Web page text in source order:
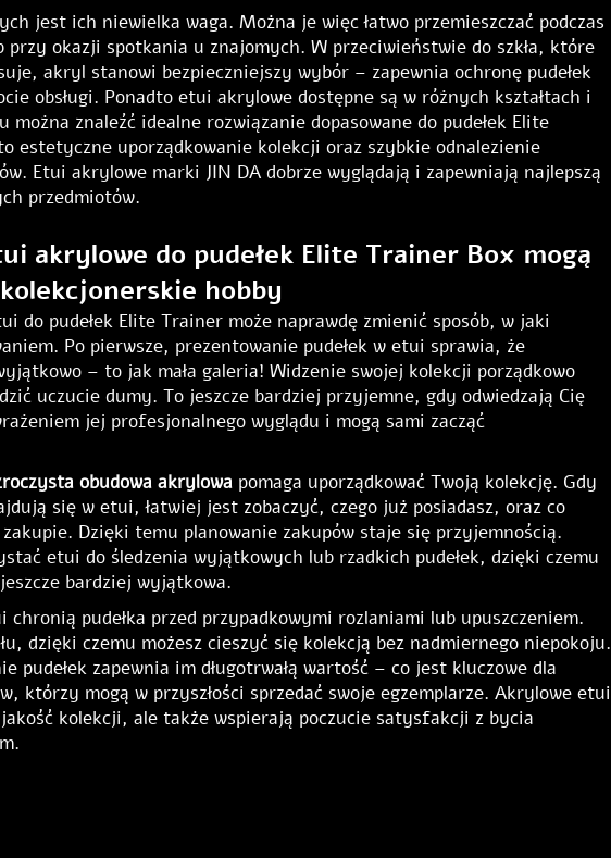
jest ich niewielka waga. Można je więc łatwo przemieszczać podczas
okazji spotkania u znajomych. W przeciwieństwie do szkła, które
akryl stanowi bezpieczniejszy wybór – zapewnia ochronę pudełek
obsługi. Ponadto etui akrylowe dostępne są w różnych kształtach i
można znaleźć idealne rozwiązanie dopasowane do pudełek Elite
estetyczne uporządkowanie kolekcji oraz szybkie odnalezienie
Etui akrylowe marki JIN DA dobrze wyglądają i zapewniają najlepszą
przedmiotów.
akrylowe do pudełek Elite Trainer Box mogą
hobby
do pudełek Elite Trainer może naprawdę zmienić sposób, w jaki
Po pierwsze, prezentowanie pudełek w etui sprawia, że
– to jak mała galeria! Widzenie swojej kolekcji porządkowo
uczucie dumy. To jeszcze bardziej przyjemne, gdy odwiedzają Cię
jej profesjonalnego wyglądu i mogą sami zacząć
obudowa akrylowa pomaga uporządkować Twoją kolekcję. Gdy
się w etui, łatwiej jest zobaczyć, czego już posiadasz, oraz co
Dzięki temu planowanie zakupów staje się przyjemnością.
etui do śledzenia wyjątkowych lub rzadkich pudełek, dzięki czemu
bardziej wyjątkowa.
chronią pudełka przed przypadkowymi rozlaniami lub upuszczeniem.
dzięki czemu możesz cieszyć się kolekcją bez nadmiernego niepokoju.
pudełek zapewnia im długotrwałą wartość – co jest kluczowe dla
którzy mogą w przyszłości sprzedać swoje egzemplarze. Akrylowe etui
kolekcji, ale także wspierają poczucie satysfakcji z bycia